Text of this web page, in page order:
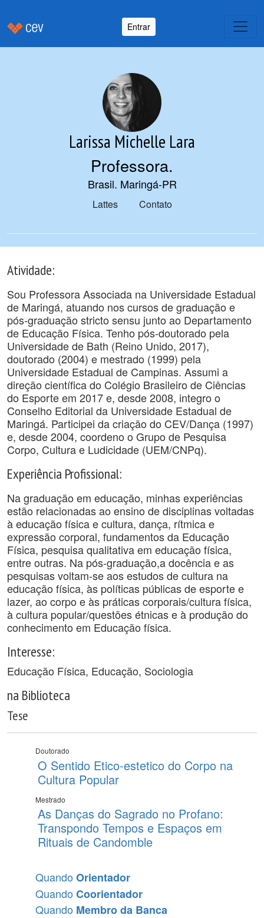
Entrar
Larissa Michelle Lara
Professora.
Brasil. Maringá-PR
Lattes Contato
Atividade:
Sou Professora Associada na Universidade Estadual
de Maringá, atuando nos cursos de graduação e
pós-graduação stricto sensu junto ao Departamento
de Educação Física. Tenho pós-doutorado pela
Universidade de Bath (Reino Unido, 2017),
doutorado (2004) e mestrado (1999) pela
Universidade Estadual de Campinas. Assumi a
direção científica do Colégio Brasileiro de Ciências
do Esporte em 2017 e, desde 2008, integro o
Conselho Editorial da Universidade Estadual de
Maringá. Participei da criação do CEV/Dança (1997)
e, desde 2004, coordeno o Grupo de Pesquisa
Corpo, Cultura e Ludicidade (UEM/CNPq).
Experiência Profissional:
Na graduação em educação, minhas experiências
estão relacionadas ao ensino de disciplinas voltadas
à educação física e cultura, dança, rítmica e
expressão corporal, fundamentos da Educação
Física, pesquisa qualitativa em educação física,
entre outras. Na pós-graduação,a docência e as
pesquisas voltam-se aos estudos de cultura na
educação física, às políticas públicas de esporte e
lazer, ao corpo e às práticas corporais/cultura física,
à cultura popular/questões étnicas e à produção do
conhecimento em Educação física.
Interesse:
Educação Física, Educação, Sociologia
na Biblioteca
Tese
Doutorado
O Sentido Etico-estetico do Corpo na
Cultura Popular
Mestrado
As Danças do Sagrado no Profano:
Transpondo Tempos e Espaços em
Rituais de Candomble
Quando Orientador
Quando Coorientador
Quando Membro da Banca